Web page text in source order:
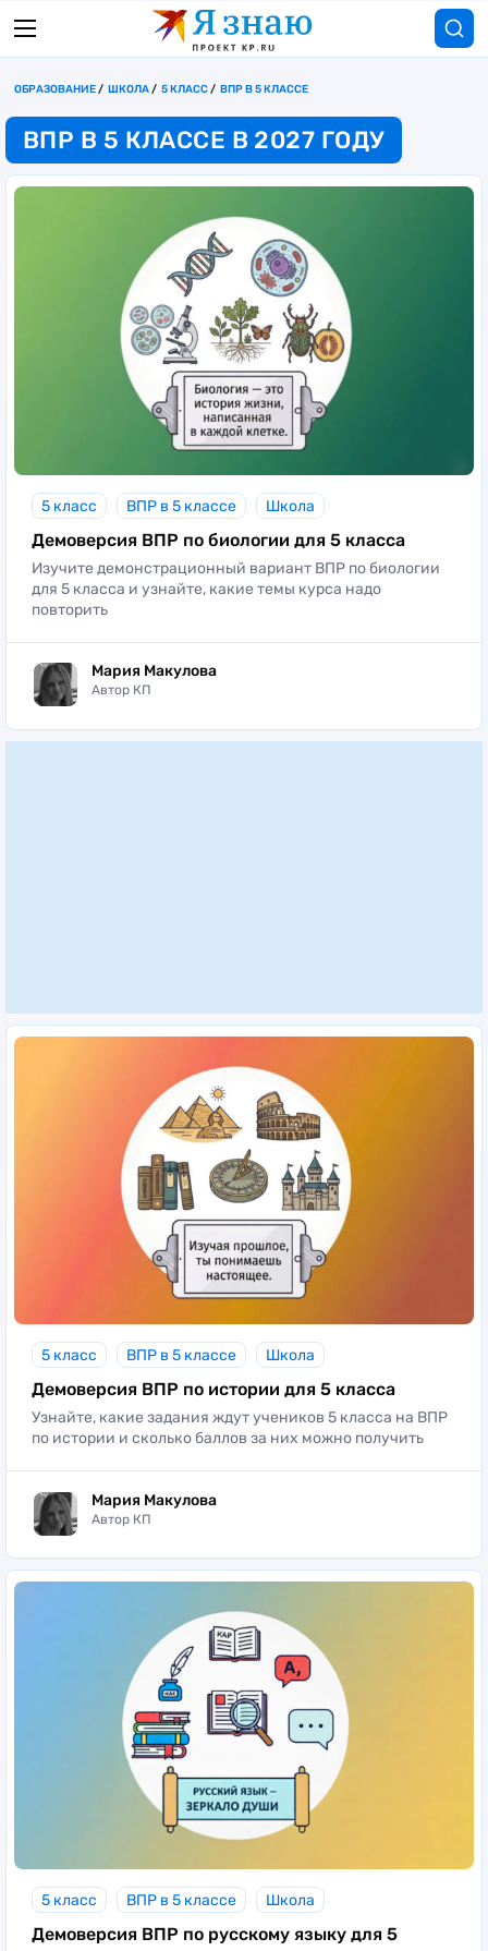
ОБРАЗОВАНИЕ ШКОЛА 5 КЛАСС ВПР В 5 КЛАССЕ
ВПР В 5 КЛАССЕ В 2027 ГОДУ
5 класс ВПР в 5 классе Школа
Демоверсия ВПР по биологии для 5 класса
Изучите демонстрационный вариант ВПР по биологии
для 5 класса и узнайте, какие темы курса надо
повторить
Мария Макулова
Автор КП
5 класс ВПР в 5 классе Школа
Демоверсия ВПР по истории для 5 класса
Узнайте, какие задания ждут учеников 5 класса на ВПР
по истории и сколько баллов за них можно получить
Мария Макулова
Автор КП
5 класс ВПР в 5 классе Школа
Демоверсия ВПР по русскому языку для 5